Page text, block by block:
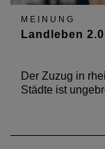
Landleben 2.0